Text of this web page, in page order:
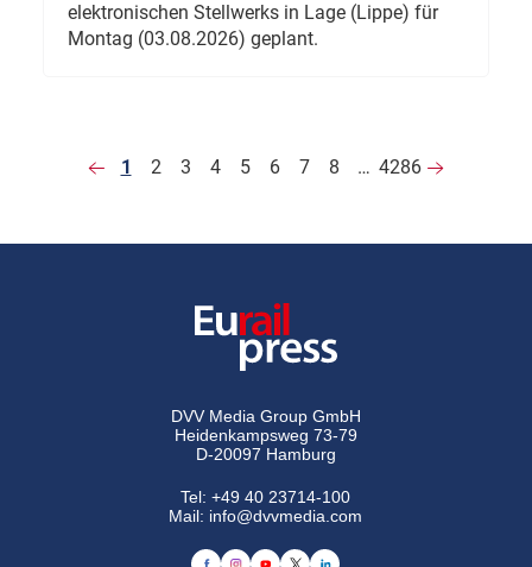
elektronischen Stellwerks in Lage (Lippe) für
Montag (03.08.2026) geplant.
1 2 3 4 5 6 7 8 … 4286
DVV Media Group GmbH
Heidenkampsweg 73-79
D-20097 Hamburg
Tel:+49 40 23714-100
Mail: info@dvvmedia.com